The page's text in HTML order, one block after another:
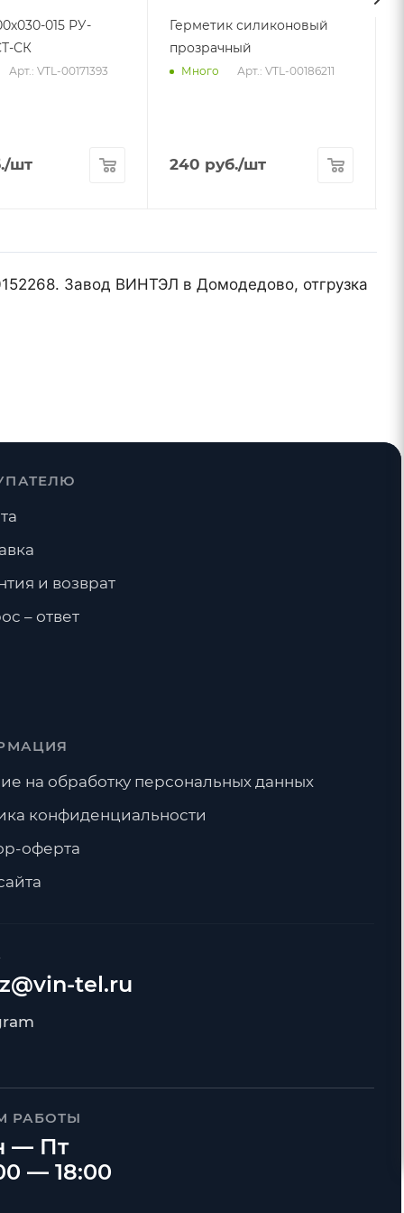
015 РУ-
СК
Арт.: VTL-00171393
/шт
Герметик силиконовый
прозрачный
Много Арт.: VTL-00186211
240 руб./шт
Завод ВИНТЭЛ в Домодедово, отгрузка
tel.ru
РАБОТЫ
— Пт
— 18:00
и возврат
– ответ
на обработку персональных данных
конфиденциальности
оферта